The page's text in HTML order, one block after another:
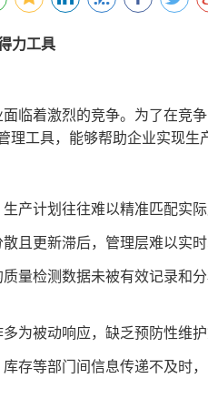
力工具
临着激烈的竞争。为了在竞
理工具，能够帮助企业实现生
产计划往往难以精准匹配实
且更新滞后，管理层难以实
量检测数据未被有效记录和
为被动响应，缺乏预防性维
存等部门间信息传递不及时